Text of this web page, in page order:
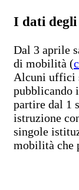
I dati
Dal 3 aprile
di mobilità (
Alcuni uffici
pubblicando
partire dal 1
istruzione
singole
mobilità che